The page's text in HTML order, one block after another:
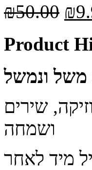
₪50.00 ₪
Product
משל ונמשל
שירים
ושמחה
מיד לאחר